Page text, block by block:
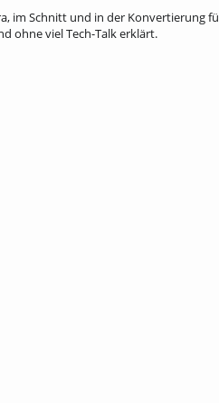
im Schnitt und in der Konvertierung
ohne viel Tech-Talk erklärt.